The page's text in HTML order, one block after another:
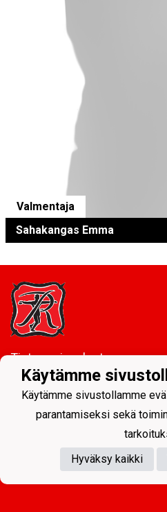
Valmentaja
Sahakangas Emma
Tietosuojaseloste
Kurikan Ryhti ry
c/o Yrityspalvelu Junikco Oy
Kurikantie 4, 61300 Kurikka
0209072-4
kurikan.ryhti@netikka.fi
Käytämme
Käytämme sivustollamme
parantamiseksi sekä
Hyväksy kaikki